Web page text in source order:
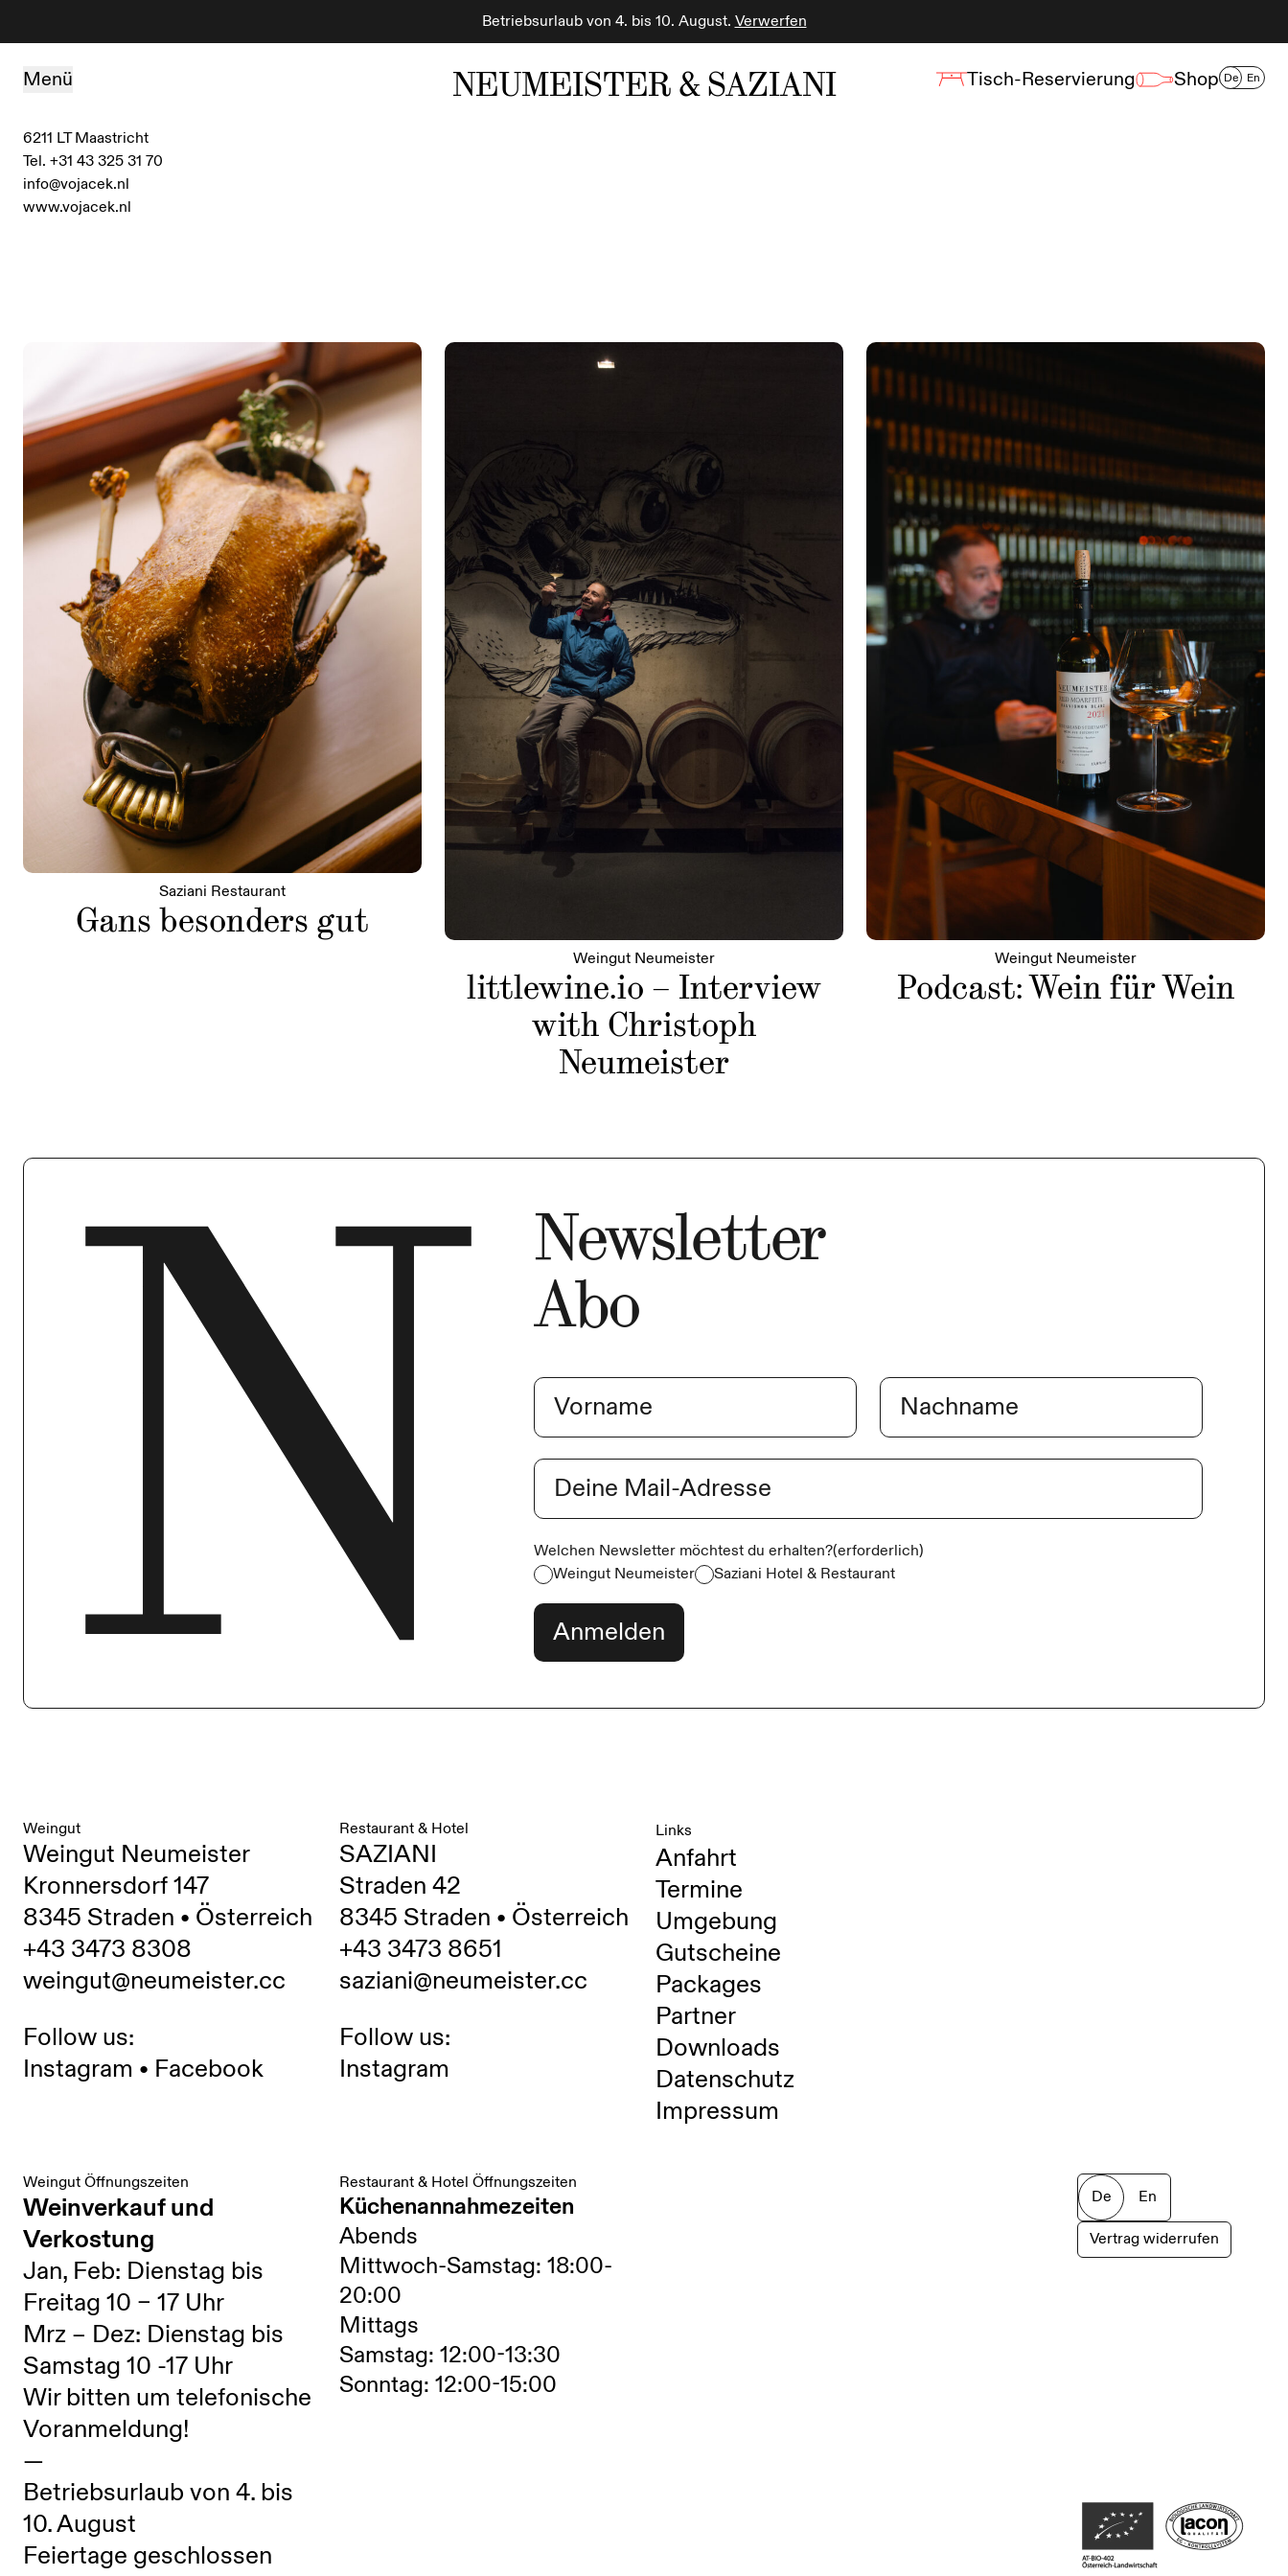
Betriebsurlaub von 4. bis 10. August. Verwerfen
Menü NEUMEISTER & SAZIANI Tisch-Reservierung Shop De En
6211 LT Maastricht
Tel. +31 43 325 31 70
info@vojacek.nl
www.vojacek.nl
Saziani Restaurant
Gans besonders gut
Weingut Neumeister
littlewine.io – Interview
with Christoph
Neumeister
Weingut Neumeister
Podcast: Wein für Wein
Newsletter
Abo
Name
E-Mail
Welchen Newsletter möchtest du erhalten?(erforderlich)
Weingut Neumeister
Saziani Hotel & Restaurant
Weingut
Weingut Neumeister
Kronnersdorf 147
8345 Straden • Österreich
+43 3473 8308
weingut@neumeister.cc
Follow us:
Instagram • Facebook
Weingut Öffnungszeiten
Weinverkauf und
Verkostung
Jan, Feb: Dienstag bis
Freitag 10 – 17 Uhr
Mrz – Dez: Dienstag bis
Samstag 10 -17 Uhr
Wir bitten um telefonische
Voranmeldung!
—
Betriebsurlaub von 4. bis
10. August
Feiertage geschlossen
Restaurant & Hotel
SAZIANI
Straden 42
8345 Straden • Österreich
+43 3473 8651
saziani@neumeister.cc
Follow us:
Instagram
Restaurant & Hotel Öffnungszeiten
Küchenannahmezeiten
Abends
Mittwoch-Samstag: 18:00-
20:00
Mittags
Samstag: 12:00-13:30
Sonntag: 12:00-15:00
Links
Anfahrt
Termine
Umgebung
Gutscheine
Packages
Partner
Downloads
Datenschutz
Impressum
De En
Vertrag widerrufen